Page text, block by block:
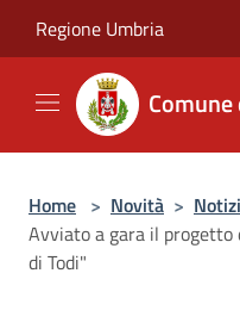
Regione Umbria
Comune
Home > Novità >
Avviato a gara il progetto
di Todi"